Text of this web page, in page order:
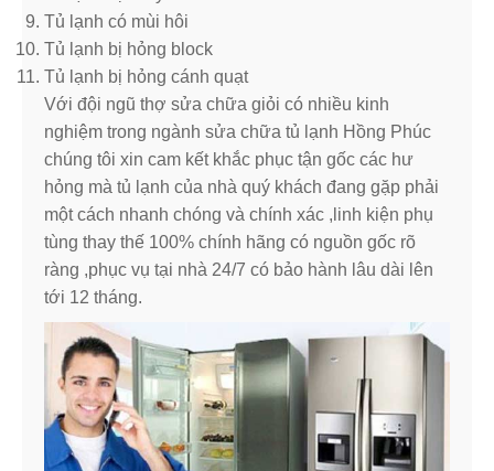
Tủ lạnh có mùi hôi
Tủ lạnh bị hỏng block
Tủ lạnh bị hỏng cánh quạt
Với đội ngũ thợ sửa chữa giỏi có nhiều kinh
nghiệm trong ngành sửa chữa tủ lạnh Hồng Phúc
chúng tôi xin cam kết khắc phục tận gốc các hư
hỏng mà tủ lạnh của nhà quý khách đang gặp phải
một cách nhanh chóng và chính xác ,linh kiện phụ
tùng thay thế 100% chính hãng có nguồn gốc rõ
ràng ,phục vụ tại nhà 24/7 có bảo hành lâu dài lên
tới 12 tháng.